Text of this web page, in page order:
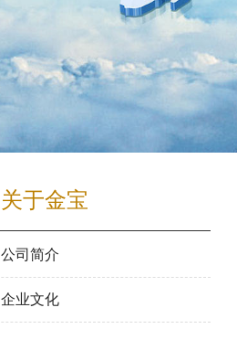
关于金宝
公司简介
企业文化